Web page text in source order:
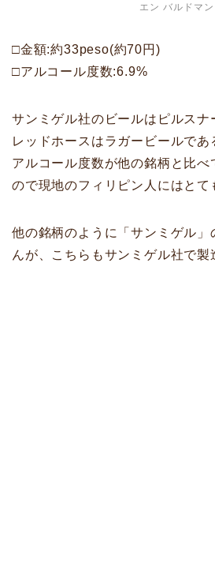
エン バルドマン
□金額:約33peso(約70円)
□アルコール度数:6.9%
サンミゲル社のビールはピルスナ
レッドホースはラガービールであ
アルコール度数が他の銘柄と比べ
ので現地のフィリピン人にはとて
他の銘柄のように「サンミゲル」
んが、こちらもサンミゲル社で製